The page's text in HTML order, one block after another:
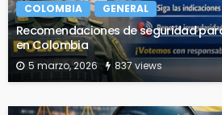
COLOMBIA GENERAL
Recomendaciones de seguridad
en Colombia
5 marzo, 2026 837 views